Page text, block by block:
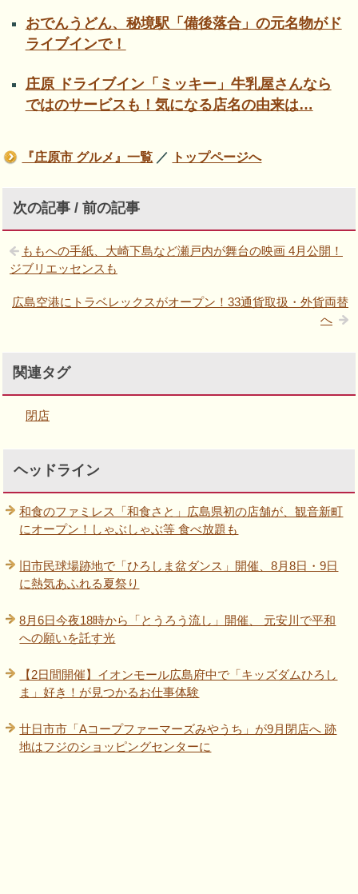
おでんうどん、秘境駅「備後落合」の元名物がド
ライブインで！
庄原 ドライブイン「ミッキー」牛乳屋さんなら
ではのサービスも！気になる店名の由来は…
『庄原市 グルメ』一覧 ／ トップページへ
次の記事 / 前の記事
ももへの手紙、大崎下島など瀬戸内が舞台の映画 4月公開！
ジブリエッセンスも
広島空港にトラベレックスがオープン！33通貨取扱・外貨両替
へ
関連タグ
閉店
ヘッドライン
和食のファミレス「和食さと」広島県初の店舗が、観音新町
にオープン！しゃぶしゃぶ等 食べ放題も
旧市民球場跡地で「ひろしま盆ダンス」開催、8月8日・9日
に熱気あふれる夏祭り
8月6日今夜18時から「とうろう流し」開催、 元安川で平和
への願いを託す光
【2日間開催】イオンモール広島府中で「キッズダムひろし
ま」好き！が見つかるお仕事体験
廿日市市「Aコープファーマーズみやうち」が9月閉店へ 跡
地はフジのショッピングセンターに